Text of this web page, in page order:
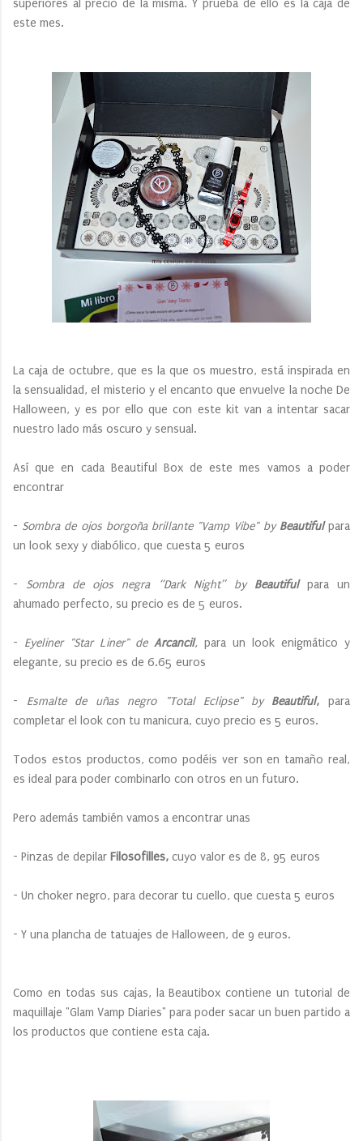
superiores al precio de la misma. Y prueba de ello es la caja de
este mes.
La caja de octubre, que es la que os muestro, está inspirada en
la sensualidad, el misterio y el encanto que envuelve la noche De
Halloween, y es por ello que con este kit van a intentar sacar
nuestro lado más oscuro y sensual.
Así que en cada Beautiful Box de este mes vamos a poder
encontrar
- Sombra de ojos borgoña brillante "Vamp Vibe" by Beautiful para
un look sexy y diabólico, que cuesta 5 euros
- Sombra de ojos negra “Dark Night” by Beautiful para un
ahumado perfecto, su precio es de 5 euros.
- Eyeliner "Star Liner" de Arcancil, para un look enigmático y
elegante, su precio es de 6.65 euros
- Esmalte de uñas negro "Total Eclipse" by Beautiful,para
completar el look con tu manicura, cuyo precio es 5 euros.
Todos estos productos, como podéis ver son en tamaño real,
es ideal para poder combinarlo con otros en un futuro.
Pero además también vamos a encontrar unas
- Pinzas de depilar Filosofilles, cuyo valor es de 8, 95 euros
- Un choker negro, para decorar tu cuello, que cuesta 5 euros
- Y una plancha de tatuajes de Halloween, de 9 euros.
Como en todas sus cajas, la Beautibox contiene un tutorial de
maquillaje "Glam Vamp Diaries" para poder sacar un buen partido a
los productos que contiene esta caja.